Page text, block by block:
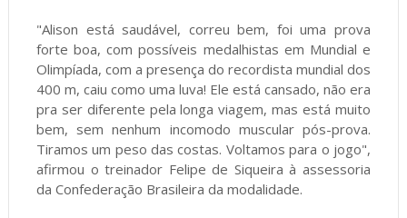
"Alison está saudável, correu bem, foi uma prova
forte boa, com possíveis medalhistas em Mundial e
Olimpíada, com a presença do recordista mundial dos
400 m, caiu como uma luva! Ele está cansado, não era
pra ser diferente pela longa viagem, mas está muito
bem, sem nenhum incomodo muscular pós-prova.
Tiramos um peso das costas. Voltamos para o jogo",
afirmou o treinador Felipe de Siqueira à assessoria
da Confederação Brasileira da modalidade.